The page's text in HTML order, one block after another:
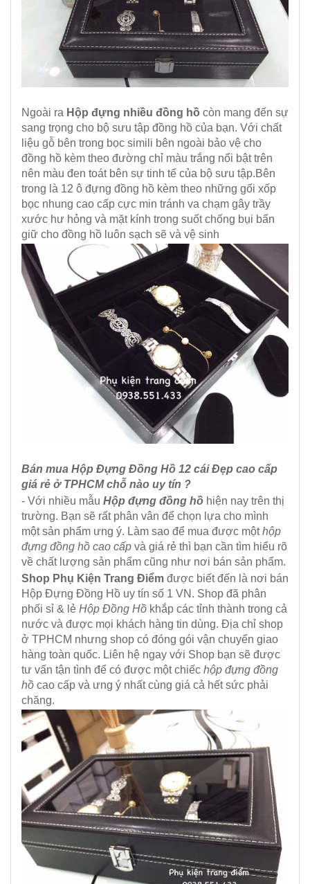
Ngoài ra Hộp đựng nhiều đồng hồ còn mang đến sự
sang trọng cho bộ sưu tập đồng hồ của bạn. Với chất
liệu gỗ bên trong bọc simili bên ngoài bảo vệ cho
đồng hồ kèm theo đường chỉ màu trắng nổi bật trên
nên màu đen toát bên sự tinh tế của bộ sưu tập.Bên
trong là 12 ô đựng đồng hồ kèm theo những gối xốp
bọc nhung cao cấp cực min tránh va chạm gây trầy
xước hư hỏng và mặt kính trong suốt chống bụi bẩn
giữ cho đồng hồ luôn sạch sẽ và vệ sinh
Bán mua Hộp Đựng Đồng Hồ 12 cái Đẹp cao cấp
giá rẻ ở TPHCM chỗ nào uy tín ?
- Với nhiều mẫu Hộp đựng đồng hồ hiện nay trên thị
trường. Bạn sẽ rất phân vân để chọn lựa cho mình
một sản phẩm ưng ý. Làm sao để mua được mộthộp
đựng đồng hồ cao cấp và giá rẻ thì bạn cần tìm hiểu rõ
về chất lượng sản phẩm cũng như nơi bán sản phẩm.
Shop Phụ Kiện Trang Điểm được biết đến là nơi bán
Hộp Đựng Đồng Hồ uy tín số 1 VN. Shop đã phân
phối sỉ & lẻ Hộp Đồng Hồ khắp các tỉnh thành trong cả
nước và được mọi khách hàng tin dùng. Địa chỉ shop
ở TPHCM nhưng shop có đóng gói vận chuyển giao
hàng toàn quốc. Liên hệ ngay với Shop bạn sẽ được
tư vấn tận tình để có được một chiếc hộp đựng đồng
hồ cao cấp và ưng ý nhất cùng giá cả hết sức phải
chăng.